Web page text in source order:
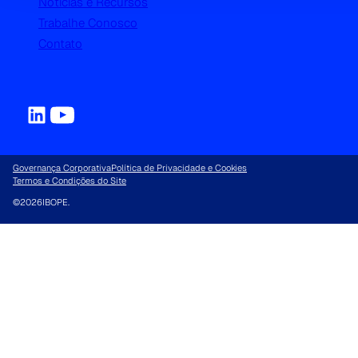
Trabalhe Conosco
Contato
Governança CorporativaPolítica de Privacidade e Cookies
Termos e Condições do Site
©2026IBOPE.